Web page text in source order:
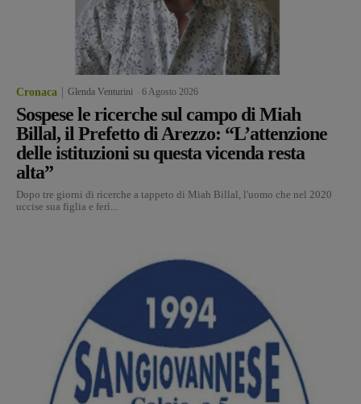
Cronaca Glenda Venturini 6 Agosto 2026
Sospese le ricerche sul campo di Miah
Billal, il Prefetto di Arezzo: “L’attenzione
delle istituzioni su questa vicenda resta
alta”
Dopo tre giorni di ricerche a tappeto di Miah Billal, l'uomo che nel 2020
uccise sua figlia e ferì...